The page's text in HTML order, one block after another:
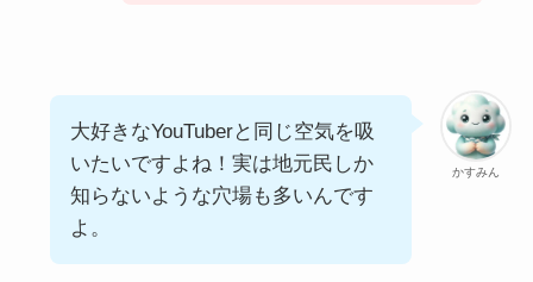
かすみん
大好きなYouTuberと同じ空気を吸
いたいですよね！実は地元民しか
知らないような穴場も多いんです
よ。